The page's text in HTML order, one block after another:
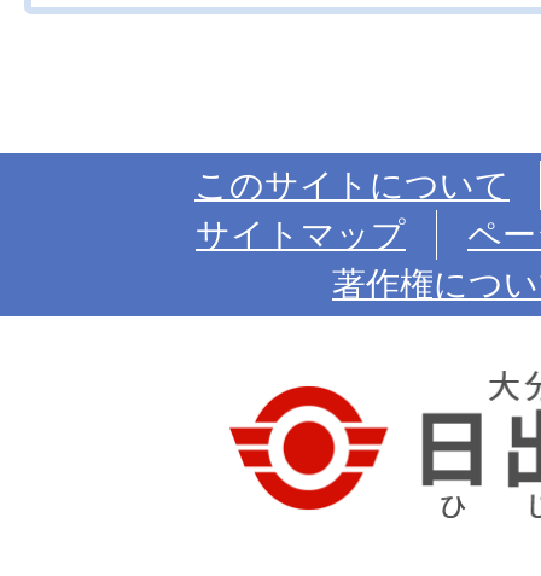
このサイトについて
サイトマップ
ペ
著作権につ